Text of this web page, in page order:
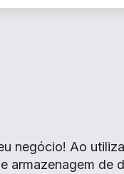
negócio! Ao
armazenagem de